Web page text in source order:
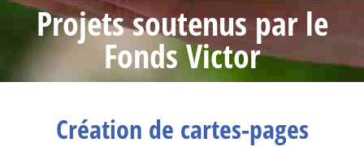
Projets soutenus par le
Fonds Victor
Création de cartes-pages